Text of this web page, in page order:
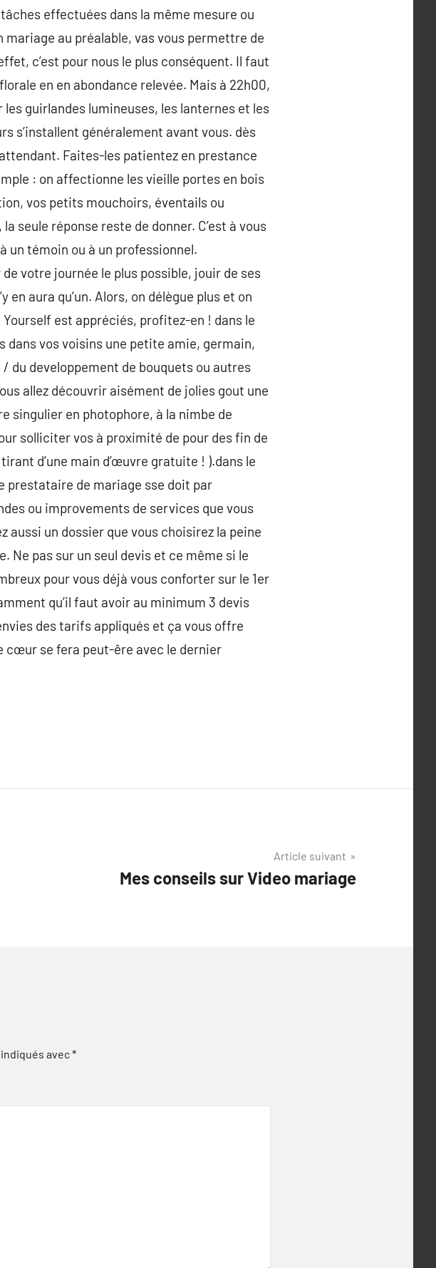
effectuées dans la même mesure ou
au préalable, vas vous permettre de
c’est pour nous le plus conséquent. Il faut
en en abondance relevée. Mais à 22h00,
guirlandes lumineuses, les lanternes et les
s’installent généralement avant vous. dès
Faites-les patientez en prestance
: on affectionne les vieille portes en bois
vos petits mouchoirs, éventails ou
seule réponse reste de donner. C’est à vous
un témoin ou à un professionnel.
votre journée le plus possible, jouir de ses
en aura qu’un. Alors, on délègue plus et on
est appréciés, profitez-en ! dans le
dans vos voisins une petite amie, germain,
du developpement de bouquets ou autres
allez découvrir aisément de jolies gout une
singulier en photophore, à la nimbe de
solliciter vos à proximité de pour des fin de
d’une main d’œuvre gratuite ! ).dans le
prestataire de mariage sse doit par
ou improvements de services que vous
aussi un dossier que vous choisirez la peine
pas sur un seul devis et ce même si le
pour vous déjà vous conforter sur le 1er
qu’il faut avoir au minimum 3 devis
des tarifs appliqués et ça vous offre
cœur se fera peut-êre avec le dernier
Article suivant
Mes conseils sur Video mariage
avec*